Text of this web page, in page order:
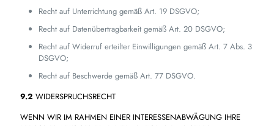
Recht auf Unterrichtung gemäß Art. 19 DSGVO;
Recht auf Datenübertragbarkeit gemäß Art. 20 DSGVO;
Recht auf Widerruf erteilter Einwilligungen gemäß Art. 7 Abs. 3
DSGVO;
Recht auf Beschwerde gemäß Art. 77 DSGVO.
9.2 WIDERSPRUCHSRECHT
WENN WIR IM RAHMEN EINER INTERESSENABWÄGUNG IHRE